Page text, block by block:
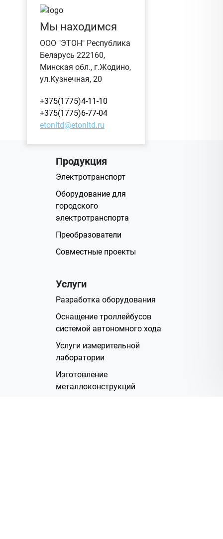
Мы находимся
ООО "ЭТОН" Республика
Беларусь 222160,
Минская обл., г.Жодино,
ул.Кузнечная, 20
+375(1775)4-11-10
+375(1775)6-77-04
etonltd@etonltd.ru
Продукция
Электротранспорт
Оборудование для
городского
электротранспорта
Преобразователи
Совместные проекты
Услуги
Разработка оборудования
Оснащение троллейбусов
системой автономного хода
Услуги измерительной
лаборатории
Изготовление
металлоконструкций